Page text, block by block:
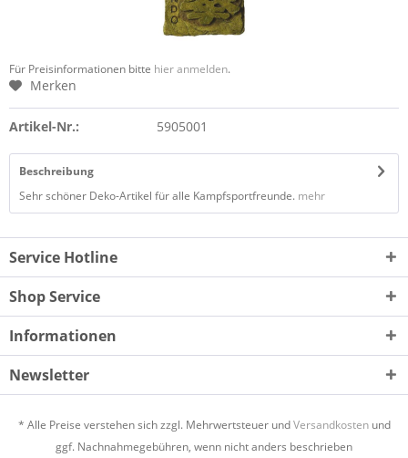
Für Preisinformationen bitte hier anmelden.
Merken
Artikel-Nr.: 5905001
Beschreibung
Sehr schöner Deko-Artikel für alle Kampfsportfreunde. mehr
Service Hotline
Shop Service
Informationen
Newsletter
* Alle Preise verstehen sich zzgl. Mehrwertsteuer undVersandkostenund
ggf. Nachnahmegebühren, wenn nicht anders beschrieben